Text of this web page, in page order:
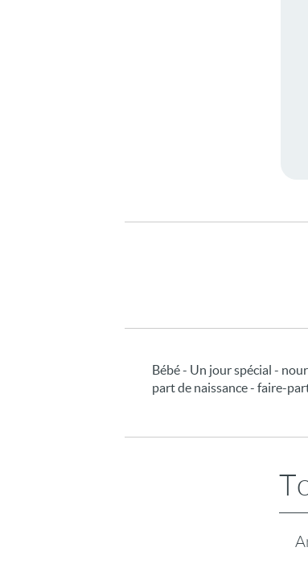
Bébé - Un jour spécial -
part de naissance - faire-